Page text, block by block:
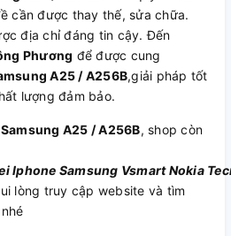
cần được thay thế, sửa chữa.
địa chỉ đáng tin cậy. Đến
Phương để được cung
A25 / A256B,giải pháp tốt
lượng đảm bảo.
A25 / A256B, shop còn
Iphone Samsung Vsmart Nokia
lòng truy cập website và tìm